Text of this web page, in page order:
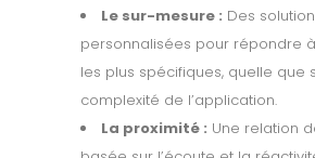
Le sur-mesure : Des
personnalisées pour répondre
les plus spécifiques, quelle que
complexité de l’application.
La proximité : Une relation